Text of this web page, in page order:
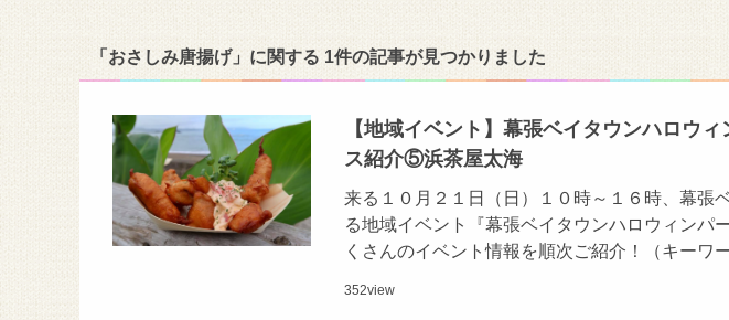
「おさしみ唐揚げ」に関する 1件の記事が見つかりました
【地域イベント】幕張ベイタウンハロウ
ス紹介⑤浜茶屋太海
来る１０月２１日（日）１０時～１６時、幕張
る地域イベント『幕張ベイタウンハロウィンパ
くさんのイベント情報を順次ご紹介！（キーワ
352view